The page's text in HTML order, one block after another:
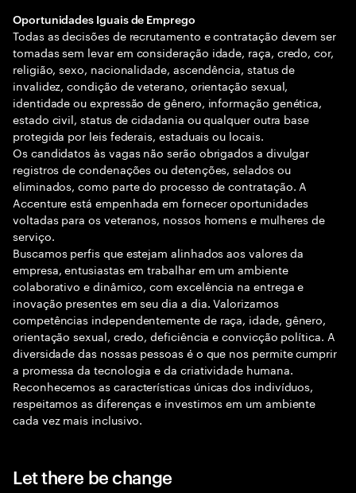
Oportunidades Iguais de Emprego
Todas as decisões de recrutamento e contratação devem ser
tomadas sem levar em consideração idade, raça, credo, cor,
religião, sexo, nacionalidade, ascendência, status de
invalidez, condição de veterano, orientação sexual,
identidade ou expressão de gênero, informação genética,
estado civil, status de cidadania ou qualquer outra base
protegida por leis federais, estaduais ou locais.
Os candidatos às vagas não serão obrigados a divulgar
registros de condenações ou detenções, selados ou
eliminados, como parte do processo de contratação. A
Accenture está empenhada em fornecer oportunidades
voltadas para os veteranos, nossos homens e mulheres de
serviço.
Buscamos perfis que estejam alinhados aos valores da
empresa, entusiastas em trabalhar em um ambiente
colaborativo e dinâmico, com excelência na entrega e
inovação presentes em seu dia a dia. Valorizamos
competências independentemente de raça, idade, gênero,
orientação sexual, credo, deficiência e convicção política. A
diversidade das nossas pessoas é o que nos permite cumprir
a promessa da tecnologia e da criatividade humana.
Reconhecemos as características únicas dos indivíduos,
respeitamos as diferenças e investimos em um ambiente
cada vez mais inclusivo.
Let there be change